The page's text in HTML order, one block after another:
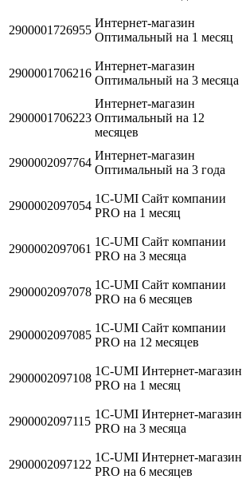
2900001726955
Интернет-магазин
Оптимальный на 1 месяц
2900001706216
Интернет-магазин
Оптимальный на 3 месяца
2900001706223
Интернет-магазин
Оптимальный на 12
месяцев
2900002097764
Интернет-магазин
Оптимальный на 3 года
2900002097054
1C-UMI Сайт компании
PRO на 1 месяц
2900002097061
1C-UMI Сайт компании
PRO на 3 месяца
2900002097078
1C-UMI Сайт компании
PRO на 6 месяцев
2900002097085
1C-UMI Сайт компании
PRO на 12 месяцев
2900002097108
1C-UMI Интернет-магазин
PRO на 1 месяц
2900002097115
1C-UMI Интернет-магазин
PRO на 3 месяца
2900002097122
1C-UMI Интернет-магазин
PRO на 6 месяцев